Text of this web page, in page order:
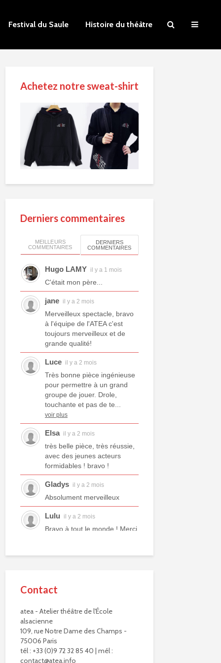
Festival du Saule Histoire du théâtre
Achetez notre sweat-shirt
Derniers commentaires
MEILLEURS
COMMENTAIRES
DERNIERS
COMMENTAIRES
Hugo LAMY il y a 1 mois
C'était mon père...
jane il y a 2 mois
Merveilleux spectacle, bravo
à l'équipe de l'ATEA c'est
toujours merveilleux et de
grande qualité!
Luce il y a 2 mois
Très bonne pièce ingénieuse
pour permettre à un grand
groupe de jouer. Drole,
touchante et pas de te...
voir plus
Elsa il y a 2 mois
très belle pièce, très réussie,
avec des jeunes acteurs
formidables ! bravo !
Gladys il y a 2 mois
Absolument merveilleux
Lulu il y a 2 mois
Bravo à tout le monde ! Merci
Murielle R.
Bravo à eux. Bravo à vous !
Virginie Delisle
Bravo à toute l'équipe de
L'ATEA.
Un choix exigeant.
Contact
atea - Atelier théâtre de l'École
alsacienne
109, rue Notre Dame des Champs -
75006 Paris
tél : +33 (0)9 72 32 85 40 | mél :
contact@atea.info